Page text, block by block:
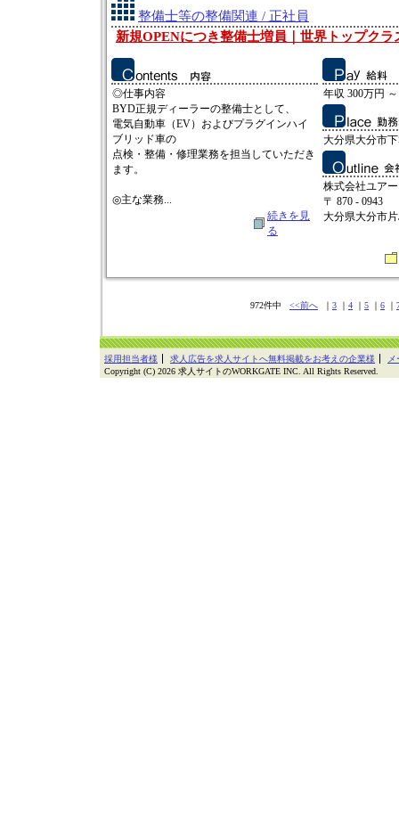
整備士等の整備関連 / 正社員
新規OPENにつき整備士増員｜世界トップク
◎仕事内容
BYD正規ディーラーの整備士として、
電気自動車（EV）およびプラグインハイ
ブリッド車の
点検・整備・修理業務を担当していただき
ます。
◎主な業務...
続きを見
る
年収 300万円
大分県大分市
株式会社ユア
〒 870 - 0943
大分県大分市
972件中 <<前へ ｜ 3 ｜ 4 ｜ 5 ｜ 6 ｜
採用担当者様 求人広告を求人サイトへ無料掲載をお考えの企業様
Copyright (C) 2026 求人サイトのWORKGATE INC. All Rights Reserved.